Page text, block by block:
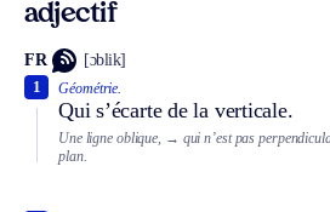
adjectif
FR [ɔblik]
Géométrie.
Qui s’écarte de la verticale.
1
Une ligne oblique, → qui n’est pas
plan.